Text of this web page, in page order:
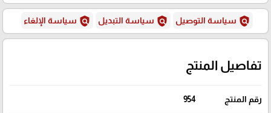
policy سياسة التوصيل policy سياسة التبديل policy سياسة الإلغاء
تفاصيل المنتج
رقم المنتج 954